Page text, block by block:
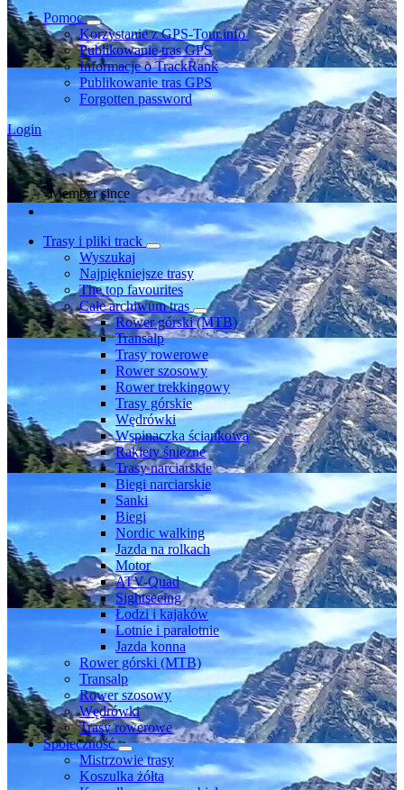
Pomoc
Korzystanie z GPS-Tour.info
Publikowanie tras GPS
Informacje o TrackRank
Publikowanie tras GPS
Forgotten password
Login
Member since
Trasy i pliki track
Wyszukaj
Najpiękniejsze trasy
The top favourites
Całe archiwum tras
Rower górski (MTB)
Transalp
Trasy rowerowe
Rower szosowy
Rower trekkingowy
Trasy górskie
Wędrówki
Wspinaczka ściankowa
Rakiety śnieżne
Trasy narciarskie
Biegi narciarskie
Sanki
Biegi
Nordic walking
Jazda na rolkach
Motor
ATV-Quad
Sightseeing
Łodzi i kajaków
Lotnie i paralotnie
Jazda konna
Rower górski (MTB)
Transalp
Rower szosowy
Wędrówki
Trasy rowerowe
Społeczność
Mistrzowie trasy
Koszulka żółta